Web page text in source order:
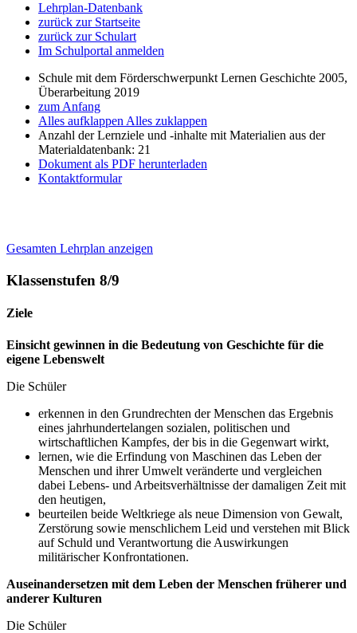
Lehrplan-Datenbank
zurück zur Startseite
zurück zur Schulart
Im Schulportal anmelden
Schule mit dem Förderschwerpunkt Lernen Geschichte 2005,
Überarbeitung 2019
zum Anfang
Alles aufklappen Alles zuklappen
Anzahl der Lernziele und -inhalte mit Materialien aus der
Materialdatenbank: 21
Dokument als PDF herunterladen
Kontaktformular
Gesamten Lehrplan anzeigen
Klassenstufen 8/9
Ziele
Einsicht gewinnen in die Bedeutung von Geschichte für die
eigene Lebenswelt
Die Schüler
erkennen in den Grundrechten der Menschen das Ergebnis
eines jahrhundertelangen sozialen, politischen und
wirtschaftlichen Kampfes, der bis in die Gegenwart wirkt,
lernen, wie die Erfindung von Maschinen das Leben der
Menschen und ihrer Umwelt veränderte und vergleichen
dabei Lebens- und Arbeitsverhältnisse der damaligen Zeit mit
den heutigen,
beurteilen beide Weltkriege als neue Dimension von Gewalt,
Zerstörung sowie menschlichem Leid und verstehen mit Blick
auf Schuld und Verantwortung die Auswirkungen
militärischer Konfrontationen.
Auseinandersetzen mit dem Leben der Menschen früherer und
anderer Kulturen
Die Schüler